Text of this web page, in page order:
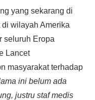
yang sekarang di
wilayah Amerika
seluruh Eropa
Lancet
masyarakat terhadap
ini belum ada
justru staf medis